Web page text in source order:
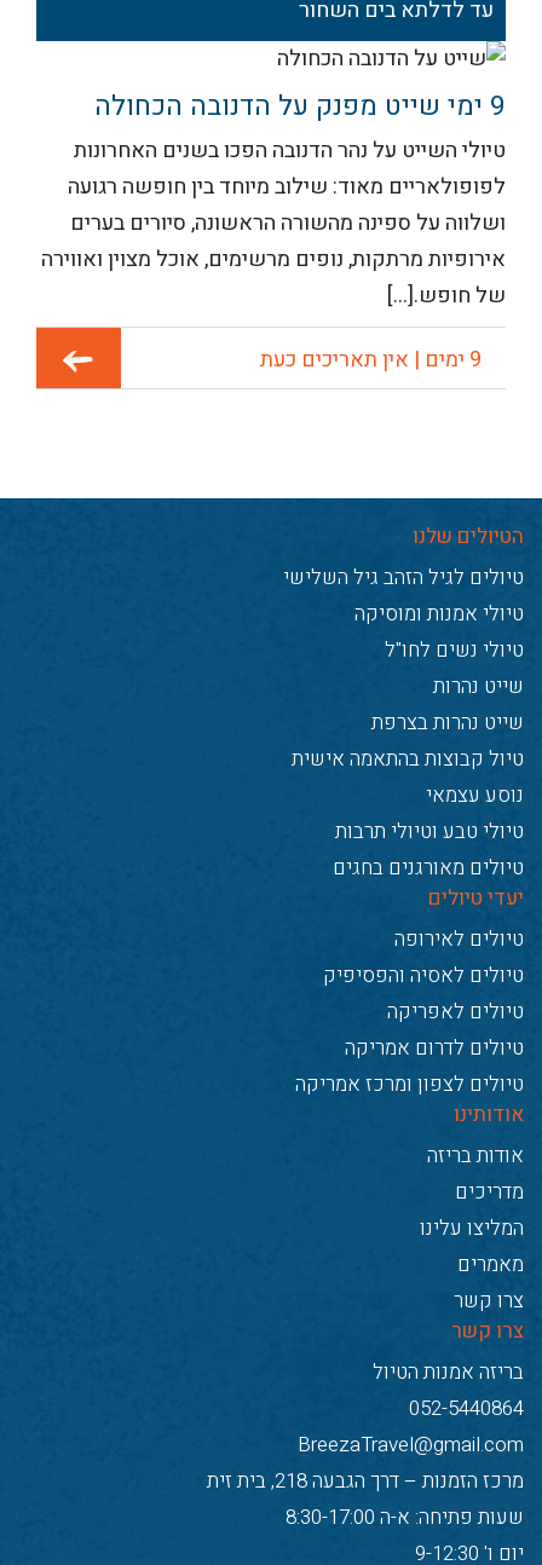
עד לדלתא בים השחור
9 ימי שייט מפנק על הדנובה הכחולה
טיולי השייט על נהר הדנובה הפכו בשנים האחרונות
לפופולאריים מאוד: שילוב מיוחד בין חופשה רגועה
ושלווה על ספינה מהשורה הראשונה, סיורים בערים
אירופיות מרתקות, נופים מרשימים, אוכל מצוין ואווירה
של חופש.[...]
9 ימים | אין תאריכים כעת
הטיולים שלנו
טיולים לגיל הזהב גיל השלישי
טיולי אמנות ומוסיקה
טיולי נשים לחו"ל
שייט נהרות
שייט נהרות בצרפת
טיול קבוצות בהתאמה אישית
נוסע עצמאי
טיולי טבע וטיולי תרבות
טיולים מאורגנים בחגים
יעדי טיולים
טיולים לאירופה
טיולים לאסיה והפסיפיק
טיולים לאפריקה
טיולים לדרום אמריקה
טיולים לצפון ומרכז אמריקה
אודותינו
אודות בריזה
מדריכים
המליצו עלינו
מאמרים
צרו קשר
צרו קשר
בריזה אמנות הטיול
052-5440864
BreezaTravel@gmail.com
מרכז הזמנות – דרך הגבעה 218, בית זית
שעות פתיחה: א-ה 8:30-17:00
יום ו' 9-12:30